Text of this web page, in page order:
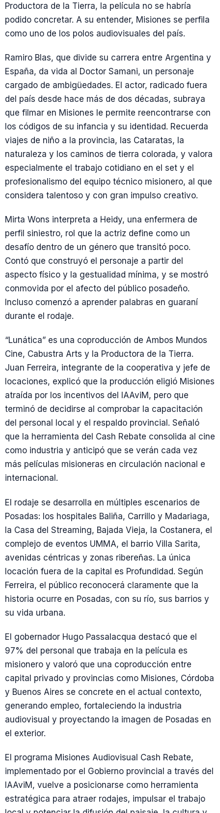
Productora de la Tierra, la película no se habría
podido concretar. A su entender, Misiones se perfila
como uno de los polos audiovisuales del país.
Ramiro Blas, que divide su carrera entre Argentina y
España, da vida al Doctor Samani, un personaje
cargado de ambigüedades. El actor, radicado fuera
del país desde hace más de dos décadas, subraya
que filmar en Misiones le permite reencontrarse con
los códigos de su infancia y su identidad. Recuerda
viajes de niño a la provincia, las Cataratas, la
naturaleza y los caminos de tierra colorada, y valora
especialmente el trabajo cotidiano en el set y el
profesionalismo del equipo técnico misionero, al que
considera talentoso y con gran impulso creativo.
Mirta Wons interpreta a Heidy, una enfermera de
perfil siniestro, rol que la actriz define como un
desafío dentro de un género que transitó poco.
Contó que construyó el personaje a partir del
aspecto físico y la gestualidad mínima, y se mostró
conmovida por el afecto del público posadeño.
Incluso comenzó a aprender palabras en guaraní
durante el rodaje.
“Lunática” es una coproducción de Ambos Mundos
Cine, Cabustra Arts y la Productora de la Tierra.
Juan Ferreira, integrante de la cooperativa y jefe de
locaciones, explicó que la producción eligió Misiones
atraída por los incentivos del IAAviM, pero que
terminó de decidirse al comprobar la capacitación
del personal local y el respaldo provincial. Señaló
que la herramienta del Cash Rebate consolida al cine
como industria y anticipó que se verán cada vez
más películas misioneras en circulación nacional e
internacional.
El rodaje se desarrolla en múltiples escenarios de
Posadas: los hospitales Baliña, Carrillo y Madariaga,
la Casa del Streaming, Bajada Vieja, la Costanera, el
complejo de eventos UMMA, el barrio Villa Sarita,
avenidas céntricas y zonas ribereñas. La única
locación fuera de la capital es Profundidad. Según
Ferreira, el público reconocerá claramente que la
historia ocurre en Posadas, con su río, sus barrios y
su vida urbana.
El gobernador Hugo Passalacqua destacó que el
97% del personal que trabaja en la película es
misionero y valoró que una coproducción entre
capital privado y provincias como Misiones, Córdoba
y Buenos Aires se concrete en el actual contexto,
generando empleo, fortaleciendo la industria
audiovisual y proyectando la imagen de Posadas en
el exterior.
El programa Misiones Audiovisual Cash Rebate,
implementado por el Gobierno provincial a través del
IAAviM, vuelve a posicionarse como herramienta
estratégica para atraer rodajes, impulsar el trabajo